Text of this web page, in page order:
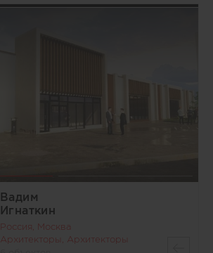
Вадим
Игнаткин
Россия, Москва
Архитекторы, Архитекторы